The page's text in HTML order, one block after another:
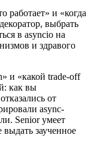
работает» и «когда
выбрать
в asyncio на
и здравого
и «какой trade-off
как вы
от
async-
Senior умеет
выдать заученное